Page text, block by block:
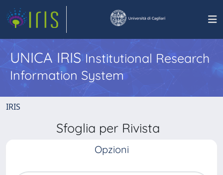
UNICA IRISInstitutional Research
Information System
IRIS
Sfoglia per Rivista
Opzioni